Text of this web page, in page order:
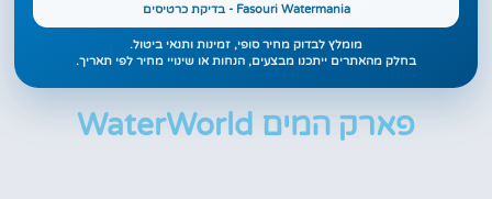
Fasouri Watermania - בדיקת כרטיסים
מומלץ לבדוק מחיר סופי, זמינות ותנאי ביטול.
בחלק מהאתרים ייתכנו מבצעים, הנחות או שינויי מחיר לפי תאריך.
פארק המים WaterWorld